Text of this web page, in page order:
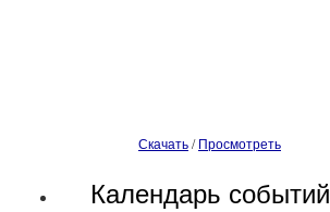
Скачать/Просмотреть
Календарь событий